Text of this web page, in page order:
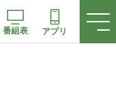
番組表 アプリ